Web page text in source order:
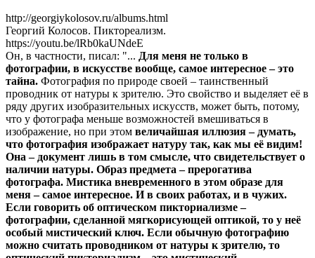
http://georgiykolosov.ru/albums.html
Георгий Колосов. Пиктореализм.
https://youtu.be/lRb0kaUNdeE
Он, в частности, писал: "... Для меня не только в
фотографии, в искусстве вообще, самое интересное – это
тайна. Фотография по природе своей – таинственный
проводник от натуры к зрителю. Это свойство и выделяет её в
ряду других изобразительных искусств, может быть, потому,
что у фотографа меньше возможностей вмешиваться в
изображение, но при этом величайшая иллюзия – думать,
что фотография изображает натуру так, как мы её видим!
Она – документ лишь в том смысле, что свидетельствует о
наличии натуры. Образ предмета – прерогатива
фотографа. Мистика вневременного в этом образе для
меня – самое интересное. И в своих работах, и в чужих.
Если говорить об оптическом пикториализме –
фотографии, сделанной мягкорисующей оптикой, то у неё
особый мистический ключ. Если обычную фотографию
можно считать проводником от натуры к зрителю, то